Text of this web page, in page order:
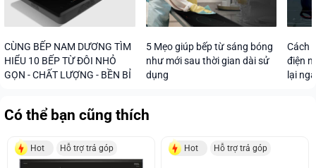
CÙNG BẾP NAM DƯƠNG TÌM
HIỂU 10 BẾP TỪ ĐÔI NHỎ
GỌN - CHẤT LƯỢNG - BỀN BỈ
5 Mẹo giúp bếp từ sáng bóng
như mới sau thời gian dài sử
dụng
Cách
điện
lại
Có thể bạn cũng thích
Hot Hỗ trợ trả góp Hot Hỗ trợ trả góp